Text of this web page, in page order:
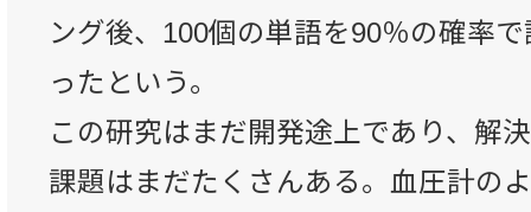
ング後、100個の単語を90％の確率
ったという。
この研究はまだ開発途上であり、解
課題はまだたくさんある。血圧計の